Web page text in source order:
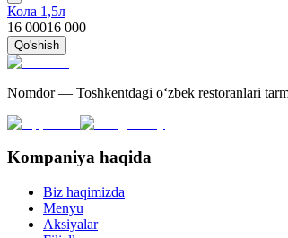
Кола 1,5л
16 00016 000
Qo'shish
Nomdor — Toshkentdagi oʻzbek restoranlari
Kompaniya haqida
Biz haqimizda
Menyu
Aksiyalar